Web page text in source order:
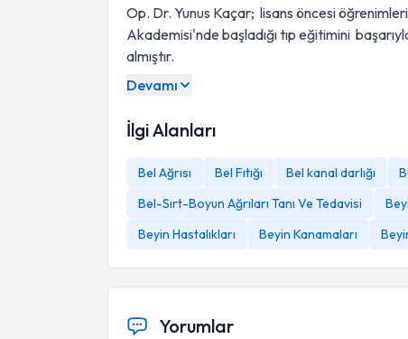
Op. Dr. Yunus Kaçar; lisans öncesi
Akademisi'nde başladığı tıp eğitimini
almıştır.
Devamı
İlgi Alanları
Bel Ağrısı Bel Fıtığı Bel kanal darlığı
Bel-Sırt-Boyun Ağrıları Tanı Ve Tedavisi
Beyin Hastalıkları
Beyin Kanamaları
Yorumlar